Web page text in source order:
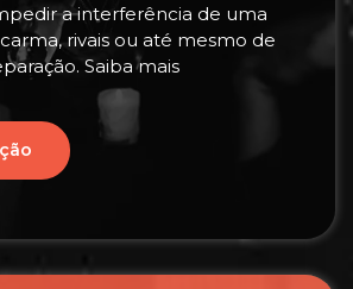
a interferência de uma
rivais ou até mesmo de
Saiba mais